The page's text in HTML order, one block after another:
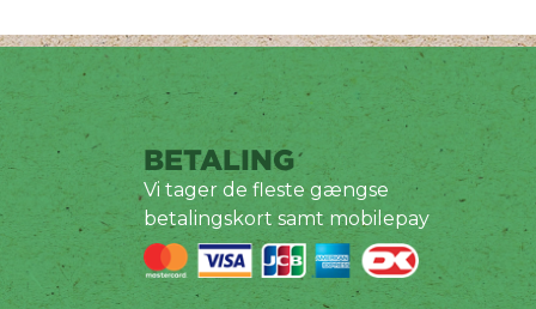
BETALING
Vi tager de fleste gængse
betalingskort samt mobilepay